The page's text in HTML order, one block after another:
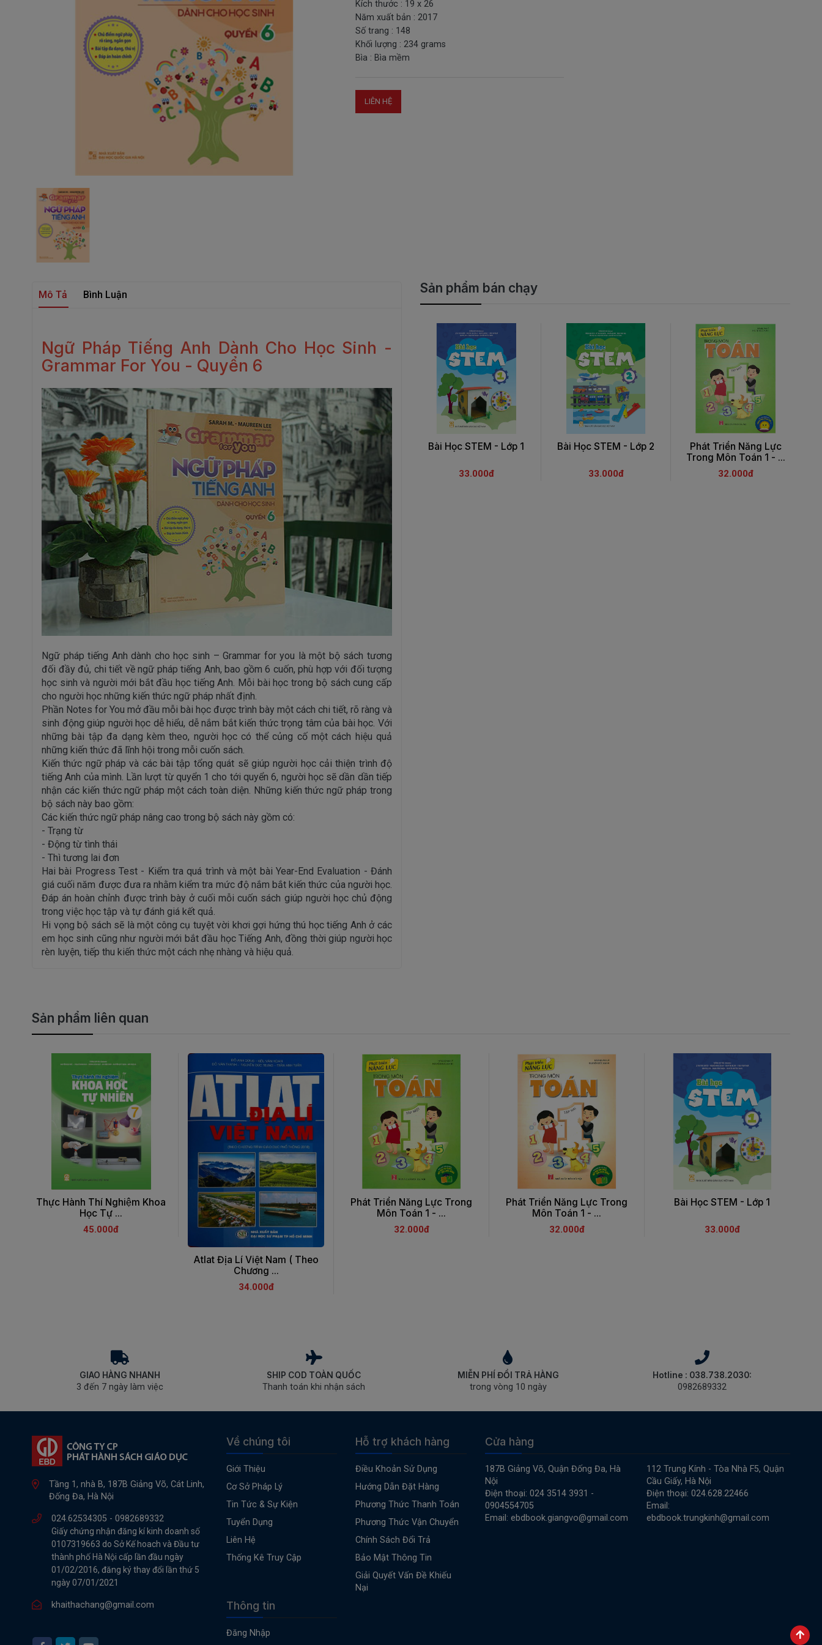
Kích thước : 19 x 26
Năm xuất bản : 2017
Số trang : 148
Khối lượng : 234 grams
Bìa : Bìa mềm
LIÊN HỆ
Mô Tả Bình Luận
Ngữ Pháp Tiếng Anh Dành Cho Học Sinh -
Grammar For You - Quyển 6
Ngữ pháp tiếng Anh dành cho học sinh – Grammar for you là một bộ sách tương
đối đầy đủ, chi tiết về ngữ pháp tiếng Anh, bao gồm 6 cuốn, phù hợp với đối tượng
học sinh và người mới bắt đầu học tiếng Anh. Mỗi bài học trong bộ sách cung cấp
cho người học những kiến thức ngữ pháp nhất định.
Phần Notes for You mở đầu mỗi bài học được trình bày một cách chi tiết, rõ ràng và
sinh động giúp người học dễ hiểu, dễ nắm bắt kiến thức trọng tâm của bài học. Với
những bài tập đa dạng kèm theo, người học có thể củng cố một cách hiệu quả
những kiến thức đã lĩnh hội trong mỗi cuốn sách.
Kiến thức ngữ pháp và các bài tập tổng quát sẽ giúp người học cải thiện trình độ
tiếng Anh của mình. Lần lượt từ quyển 1 cho tới quyển 6, người học sẽ dần dần tiếp
nhận các kiến thức ngữ pháp một cách toàn diện. Những kiến thức ngữ pháp trong
bộ sách này bao gồm:
Các kiến thức ngữ pháp nâng cao trong bộ sách này gồm có:
- Trạng từ
- Động từ tình thái
- Thì tương lai đơn
Hai bài Progress Test - Kiểm tra quá trình và một bài Year-End Evaluation - Đánh
giá cuối năm được đưa ra nhằm kiểm tra mức độ nắm bắt kiến thức của người học.
Đáp án hoàn chỉnh được trình bày ở cuối mỗi cuốn sách giúp người học chủ động
trong việc học tập và tự đánh giá kết quả.
Hi vọng bộ sách sẽ là một công cụ tuyệt vời khơi gợi hứng thú học tiếng Anh ở các
em học sinh cũng như người mới bắt đầu học Tiếng Anh, đồng thời giúp người học
rèn luyện, tiếp thu kiến thức một cách nhẹ nhàng và hiệu quả.
Sản phẩm bán chạy
Bài Học STEM - Lớp 1
33.000đ
Bài Học STEM - Lớp 2
33.000đ
Phát Triển Năng Lực
Trong Môn Toán 1 - ...
32.000đ
Sản phẩm liên quan
Thực Hành Thí Nghiệm Khoa
Học Tự ...
45.000đ
Atlat Địa Lí Việt Nam ( Theo
Chương ...
34.000đ
Phát Triển Năng Lực Trong
Môn Toán 1 - ...
32.000đ
Phát Triển Năng Lực Trong
Môn Toán 1 - ...
32.000đ
Bài Học STEM - Lớp 1
33.000đ
GIAO HÀNG NHANH
3 đến 7 ngày làm việc
SHIP COD TOÀN QUỐC
Thanh toán khi nhận sách
MIỄN PHÍ ĐỔI TRẢ HÀNG
trong vòng 10 ngày
Hotline : 038.738.2030:
0982689332
Tầng 1, nhà B, 187B Giảng Võ, Cát Linh,
Đống Đa, Hà Nội
024.62534305 - 0982689332
Giấy chứng nhận đăng kí kinh doanh số
0107319663 do Sở Kế hoach và Đầu tư
thành phố Hà Nội cấp lần đầu ngày
01/02/2016, đăng ký thay đổi lần thứ 5
ngày 07/01/2021
khaithachang@gmail.com
Về chúng tôi
Giới Thiệu
Cơ Sở Pháp Lý
Tin Tức & Sự Kiện
Tuyển Dụng
Liên Hệ
Thống Kê Truy Cập
Hỗ trợ khách hàng
Điều Khoản Sử Dụng
Hướng Dẫn Đặt Hàng
Phương Thức Thanh Toán
Phương Thức Vận Chuyển
Chính Sách Đổi Trả
Bảo Mật Thông Tin
Giải Quyết Vấn Đề Khiếu
Nại
Thông tin
Đăng Nhập
Cửa hàng
187B Giảng Võ, Quận Đống Đa, Hà
Nội
Điện thoại: 024 3514 3931 -
0904554705
Email: ebdbook.giangvo@gmail.com
112 Trung Kính - Tòa Nhà F5, Quận
Cầu Giấy, Hà Nội
Điện thoại: 024.628.22466
Email:
ebdbook.trungkinh@gmail.com